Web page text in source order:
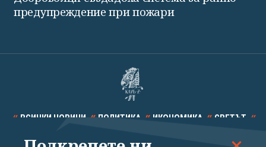
предупреждение при пожари
ВСИЧКИ НОВИНИ ПОЛИТИКА ИКОНОМИКА СВЕТЪТ
СПОРТ КУЛТУРА ТЕХНОЛОГИИ КАЛЕЙДОСКОП